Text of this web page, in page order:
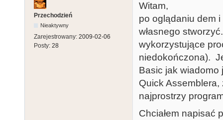
Przechodzień
Nieaktywny
Zarejestrowany: 2009-02-06
Posty: 28
Witam,
po oglądaniu dem
własnego
wykorzystujące
niedokończona).
Basic jak wiadomo
Quick Assemblera,
najprostrzy
Chciałem napisać